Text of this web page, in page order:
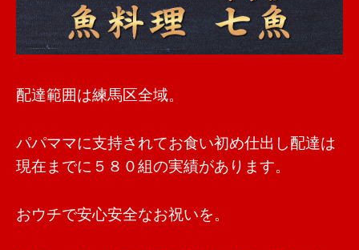
配達範囲は練馬区全域。
パパママに支持されてお食い初め仕出し配達は
現在までに５８０組の実績があります。
おウチで安心安全なお祝いを。